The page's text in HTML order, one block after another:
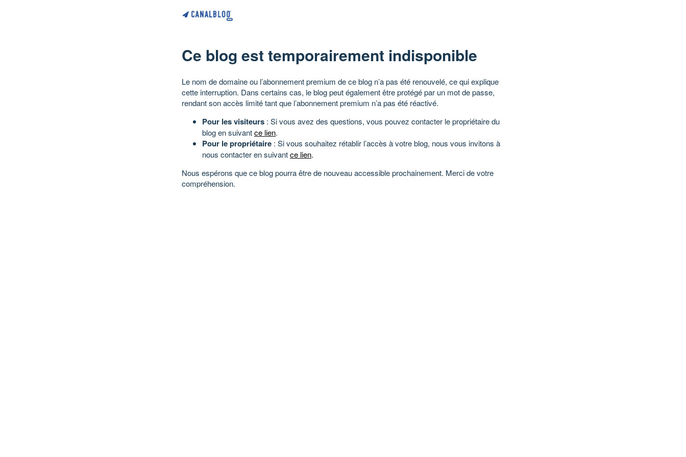
Ce blog est temporairement indisponible
Le nom de domaine ou l’abonnement premium de ce blog n’a pas été renouvelé, ce qui explique
cette interruption. Dans certains cas, le blog peut également être protégé par un mot de passe,
rendant son accès limité tant que l’abonnement premium n’a pas été réactivé.
Pour les visiteurs : Si vous avez des questions, vous pouvez contacter le propriétaire du
blog en suivantce lien.
Pour le propriétaire : Si vous souhaitez rétablir l’accès à votre blog, nous vous invitons à
nous contacter en suivantce lien.
Nous espérons que ce blog pourra être de nouveau accessible prochainement. Merci de votre
compréhension.